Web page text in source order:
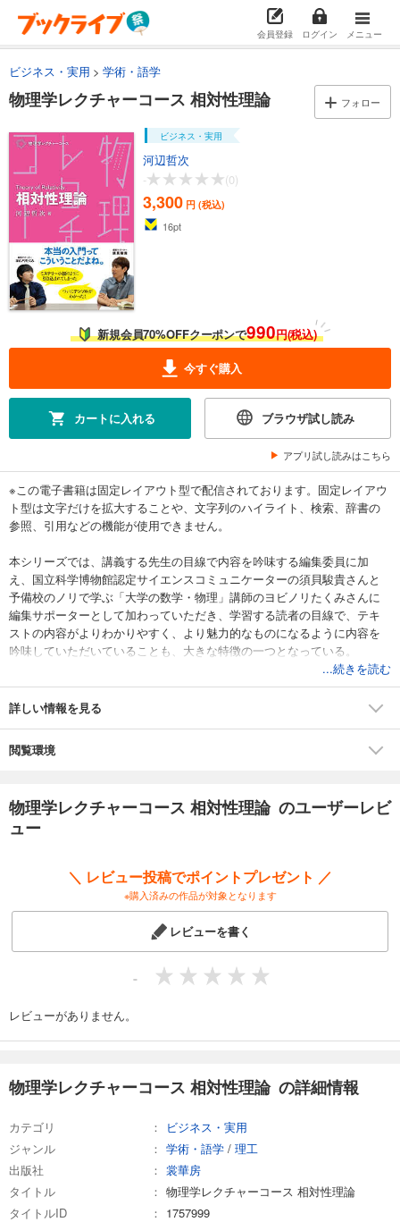
会員登録 ログイン メニュー
ビジネス・実用 学術・語学
物理学レクチャーコース 相対性理論 フォロー
ビジネス・実用
河辺哲次
-
(0)
3,300 円 (税込)
16pt
新規会員70%OFFクーポンで990円(税込)
今すぐ購入
カートに入れる ブラウザ試し読み
アプリ試し読みはこちら
※この電子書籍は固定レイアウト型で配信されております。固定レイアウ
ト型は文字だけを拡大することや、文字列のハイライト、検索、辞書の
参照、引用などの機能が使用できません。
本シリーズでは、講義する先生の目線で内容を吟味する編集委員に加
え、国立科学博物館認定サイエンスコミュニケーターの須貝駿貴さんと
予備校のノリで学ぶ「大学の数学・物理」講師のヨビノリたくみさんに
編集サポーターとして加わっていただき、学習する読者の目線で、テキ
ストの内容がよりわかりやすく、より魅力的なものになるように内容を
吟味していただいていることも、大きな特徴の一つとなっている。
本書で扱う相対性理論は、アインシュタインが1905年に提唱した「特殊
相対性理論」である。この理論のもつ「時間と空間」（時空）の概念か
『非常識的な現象』が導かれる。しかしながら、これらはすべて、私た
ちが素朴に信じている（ガリレイの相対性原理に基づく）ニュートン力
は、これらのことを様々な例を用いて解説すると共に、相対論的に拡張
された電磁気学と力学の基礎方程式を、関連した諸問題に適用して解く
ルや反変ベクトル、テンソルなどの考え方を豊富な図を用いてやさしく
解説し、あわせて計算過程を詳しく示すことによって、ベクトルやテン
ソルの具体的な計算方法とそれらの効用がわかるようにした。
さらに、相対性理論の書籍では簡素な説明になることも多い「高エネル
ギー粒子の運動状態」についても詳しく解説した。
...続きを読む
詳しい情報を見る
閲覧環境
物理学レクチャーコース 相対性理論 のユーザーレビ
ュー
＼ レビュー投稿でポイントプレゼント ／
※購入済みの作品が対象となります
レビューを書く
-
レビューがありません。
物理学レクチャーコース 相対性理論 の詳細情報
カテゴリ
ビジネス・実用
ジャンル
学術・語学 / 理工
出版社
裳華房
タイトル
物理学レクチャーコース 相対性理論
タイトルID
1757999